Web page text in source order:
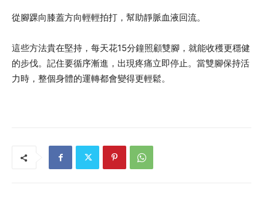
從腳踝向膝蓋方向輕輕拍打，幫助靜脈血液回流。
這些方法貴在堅持，每天花15分鐘照顧雙腳，就能收穫更穩健
的步伐。記住要循序漸進，出現疼痛立即停止。當雙腳保持活
力時，整個身體的運轉都會變得更輕鬆。